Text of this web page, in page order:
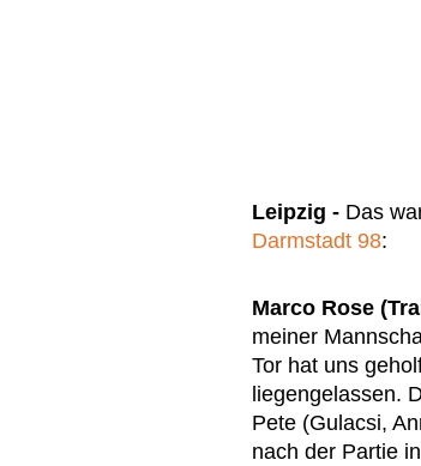
Leipzig - Das
Darmstadt 98:
Marco Rose
meiner
Tor hat uns
liegengelassen.
Pete (Gulacsi,
nach der Partie